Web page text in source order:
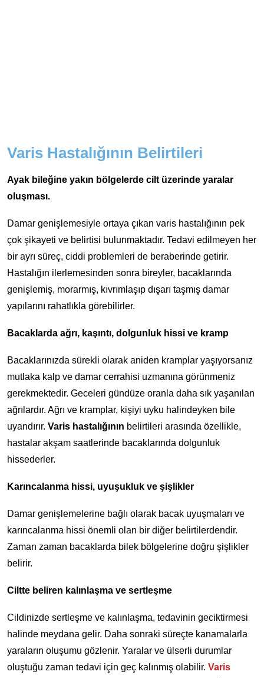
Varis Hastalığının Belirtileri
Ayak bileğine yakın bölgelerde cilt üzerinde yaralar
oluşması.
Damar genişlemesiyle ortaya çıkan varis hastalığının pek
çok şikayeti ve belirtisi bulunmaktadır. Tedavi edilmeyen her
bir ayrı süreç, ciddi problemleri de beraberinde getirir.
Hastalığın ilerlemesinden sonra bireyler, bacaklarında
genişlemiş, morarmış, kıvrımlaşıp dışarı taşmış damar
yapılarını rahatlıkla görebilirler.
Bacaklarda ağrı, kaşıntı, dolgunluk hissi ve kramp
Bacaklarınızda sürekli olarak aniden kramplar yaşıyorsanız
mutlaka kalp ve damar cerrahisi uzmanına görünmeniz
gerekmektedir. Geceleri gündüze oranla daha sık yaşanılan
ağrılardır. Ağrı ve kramplar, kişiyi uyku halindeyken bile
uyandırır. Varis hastalığının belirtileri arasında özellikle,
hastalar akşam saatlerinde bacaklarında dolgunluk
hissederler.
Karıncalanma hissi, uyuşukluk ve şişlikler
Damar genişlemelerine bağlı olarak bacak uyuşmaları ve
karıncalanma hissi önemli olan bir diğer belirtilerdendir.
Zaman zaman bacaklarda bilek bölgelerine doğru şişlikler
belirir.
Ciltte beliren kalınlaşma ve sertleşme
Cildinizde sertleşme ve kalınlaşma, tedavinin geciktirmesi
halinde meydana gelir. Daha sonraki süreçte kanamalarla
yaraların oluşumu gözlenir. Yaralar ve ülserli durumlar
oluştuğu zaman tedavi için geç kalınmış olabilir. Varis